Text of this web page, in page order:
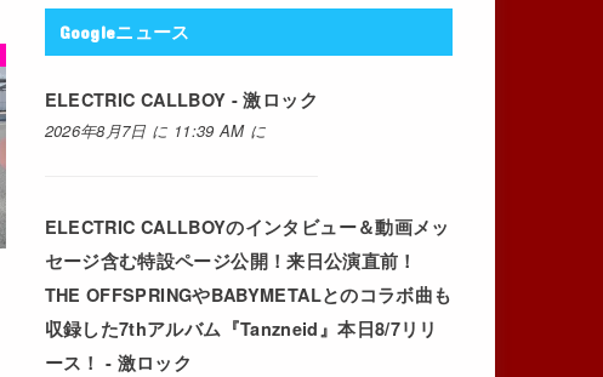
Googleニュース
ELECTRIC CALLBOY - 激ロック
2026年8月7日 に 11:39 AM に
ELECTRIC CALLBOYのインタビュー＆動画メッ
セージ含む特設ページ公開！来日公演直前！
THE OFFSPRINGやBABYMETALとのコラボ曲も
収録した7thアルバム『Tanzneid』本日8/7リリ
ース！ - 激ロック